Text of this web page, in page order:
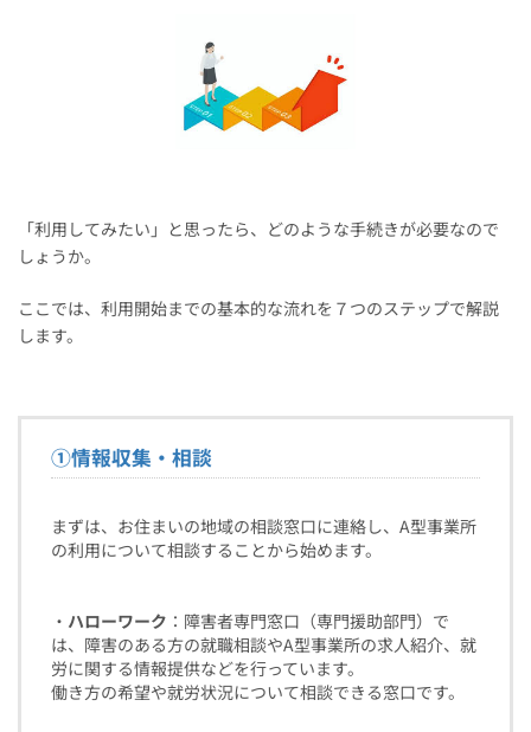
「利用してみたい」と思ったら、どのような手続きが必要なので
しょうか。
ここでは、利用開始までの基本的な流れを７つのステップで解説
します。
①情報収集・相談
まずは、お住まいの地域の相談窓口に連絡し、A型事業所
の利用について相談することから始めます。
・ ハローワーク ：障害者専門窓口（専門援助部門）で
は、障害のある方の就職相談やA型事業所の求人紹介、就
労に関する情報提供などを行っています。
働き方の希望や就労状況について相談できる窓口です。